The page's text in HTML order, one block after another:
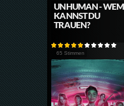
UNHUMAN - WEM
KANNST DU
TRAUEN?
65 Stimmen